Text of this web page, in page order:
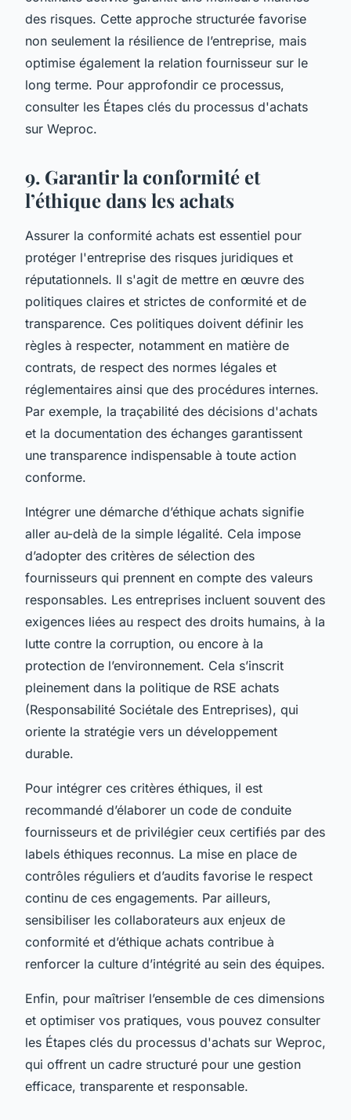
des risques. Cette approche structurée favorise
non seulement la résilience de l’entreprise, mais
optimise également la relation fournisseur sur le
long terme. Pour approfondir ce processus,
consulter les Étapes clés du processus d'achats
sur Weproc.
9. Garantir la conformité et
l’éthique dans les achats
Assurer la conformité achats est essentiel pour
protéger l'entreprise des risques juridiques et
réputationnels. Il s'agit de mettre en œuvre des
politiques claires et strictes de conformité et de
transparence. Ces politiques doivent définir les
règles à respecter, notamment en matière de
contrats, de respect des normes légales et
réglementaires ainsi que des procédures internes.
Par exemple, la traçabilité des décisions d'achats
et la documentation des échanges garantissent
une transparence indispensable à toute action
conforme.
Intégrer une démarche d’éthique achats signifie
aller au-delà de la simple légalité. Cela impose
d’adopter des critères de sélection des
fournisseurs qui prennent en compte des valeurs
responsables. Les entreprises incluent souvent des
exigences liées au respect des droits humains, à la
lutte contre la corruption, ou encore à la
protection de l’environnement. Cela s’inscrit
pleinement dans la politique de RSE achats
(Responsabilité Sociétale des Entreprises), qui
oriente la stratégie vers un développement
durable.
Pour intégrer ces critères éthiques, il est
recommandé d’élaborer un code de conduite
fournisseurs et de privilégier ceux certifiés par des
labels éthiques reconnus. La mise en place de
contrôles réguliers et d’audits favorise le respect
continu de ces engagements. Par ailleurs,
sensibiliser les collaborateurs aux enjeux de
conformité et d’éthique achats contribue à
renforcer la culture d’intégrité au sein des équipes.
Enfin, pour maîtriser l’ensemble de ces dimensions
et optimiser vos pratiques, vous pouvez consulter
les Étapes clés du processus d'achats sur Weproc,
qui offrent un cadre structuré pour une gestion
efficace, transparente et responsable.